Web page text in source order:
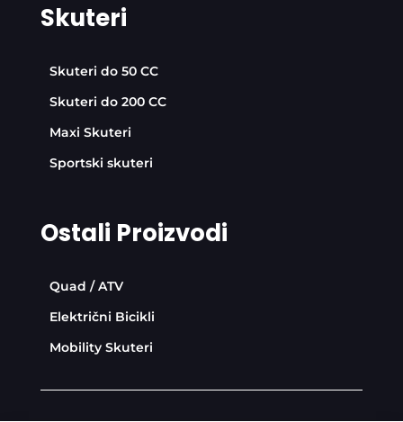
Skuteri
Skuteri do 50 CC
Skuteri do 200 CC
Maxi Skuteri
Sportski skuteri
Ostali Proizvodi
Quad / ATV
Električni Bicikli
Mobility Skuteri